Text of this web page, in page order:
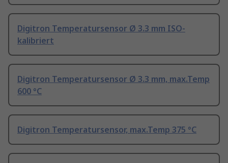
Digitron Temperatursensor Ø 3.3 mm ISO-
kalibriert
Digitron Temperatursensor Ø 3.3 mm, max.Temp
600 °C
Digitron Temperatursensor, max.Temp 375 °C